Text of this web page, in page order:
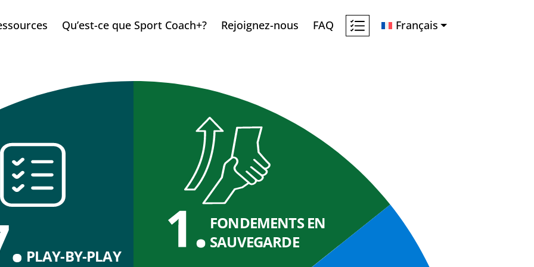
Qu’est-ce que Sport Coach+? Rejoignez-nous FAQ Français
FONDEMENTS EN
SAUVEGARDE
PLAY-BY-PLAY